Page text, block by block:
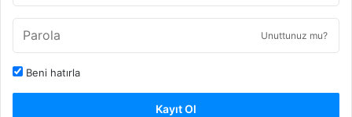
Unuttunuz mu?
Beni hatırla
Kayıt Ol